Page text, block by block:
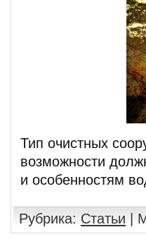
Тип очистных
возможности
и особенностям
Рубрика: Статьи |